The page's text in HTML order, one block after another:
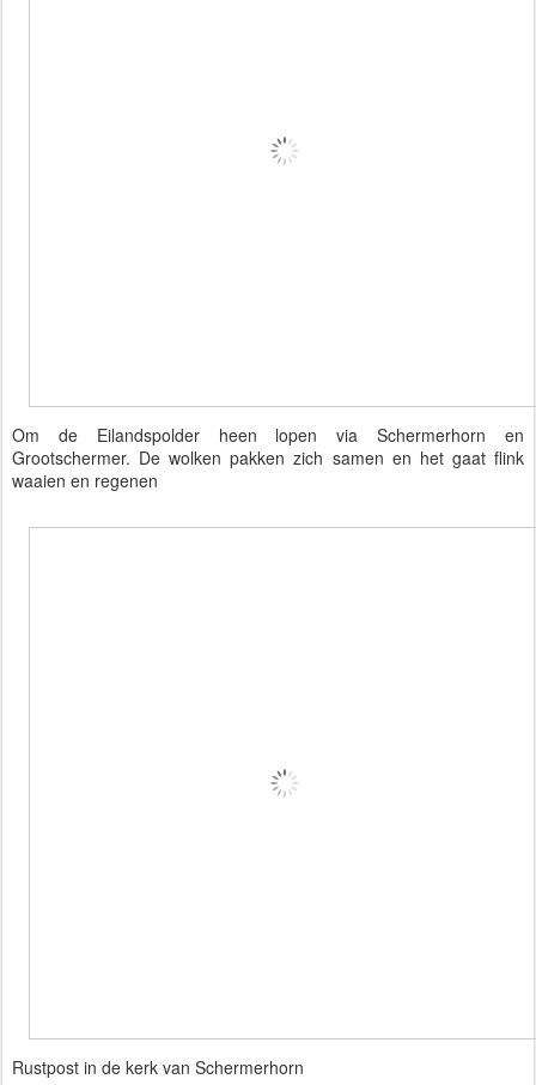
Om de Eilandspolder heen lopen via Schermerhorn en
Grootschermer. De wolken pakken zich samen en het gaat flink
waaien en regenen
Rustpost in de kerk van Schermerhorn